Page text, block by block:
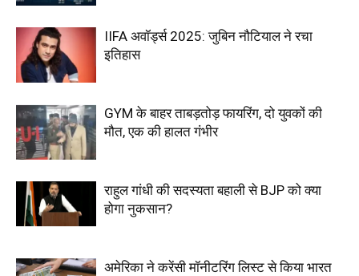
IIFA अवॉर्ड्स 2025: जुबिन नौटियाल ने रचा
इतिहास
GYM के बाहर ताबड़तोड़ फायरिंग, दो युवकों की
मौत, एक की हालत गंभीर
राहुल गांधी की सदस्यता बहाली से BJP को क्या
होगा नुकसान?
अमेरिका ने करेंसी मॉनीटरिंग लिस्ट से किया भारत